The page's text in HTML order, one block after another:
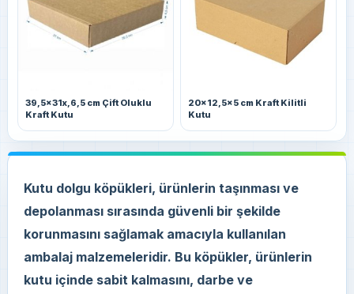
39,5x31x,6,5 cm Çift Oluklu
Kraft Kutu
20x12,5x5 cm Kraft Kilitli
Kutu
Kutu dolgu köpükleri, ürünlerin taşınması ve
depolanması sırasında güvenli bir şekilde
korunmasını sağlamak amacıyla kullanılan
ambalaj malzemeleridir. Bu köpükler, ürünlerin
kutu içinde sabit kalmasını, darbe ve